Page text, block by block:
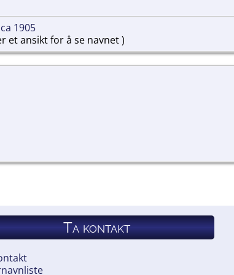
1905
et ansikt for å se navnet )
Ta kontakt